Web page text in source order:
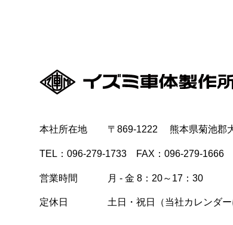
本社所在地 〒869-1222 熊本県菊池郡
TEL：096-279-1733 FAX：096-279-1666
営業時間 月 - 金 8：20～17：30
定休日 土日・祝日（当社カレンダー